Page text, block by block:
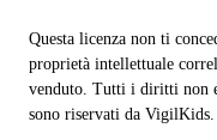
Questa licenza non ti
proprietà intellettuale
venduto. Tutti i diritti non
sono riservati da VigilKids.